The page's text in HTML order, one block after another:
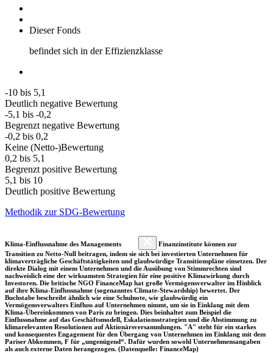
Dieser Fonds
befindet sich in der Effizienzklasse
-10 bis 5,1
Deutlich negative Bewertung
-5,1 bis -0,2
Begrenzt negative Bewertung
-0,2 bis 0,2
Keine (Netto-)Bewertung
0,2 bis 5,1
Begrenzt positive Bewertung
5,1 bis 10
Deutlich positive Bewertung
Methodik zur SDG-Bewertung
Klima-Einflussnahme des Managements
Finanzinstitute können zur
Transition zu Netto-Null beitragen, indem sie sich bei investierten Unternehmen für
klimaverträgliche Geschäftstätigkeiten und glaubwürdige Transitionspläne einsetzen. Der
direkte Dialog mit einem Unternehmen und die Ausübung von Stimmrechten sind
nachweislich eine der wirksamsten Strategien für eine positive Klimawirkung durch
Investoren. Die britische NGO FinanceMap hat große Vermögensverwalter im Hinblick
auf ihre Klima-Einflussnahme (sogenanntes Climate-Stewardship) bewertet. Der
Buchstabe beschreibt ähnlich wie eine Schulnote, wie glaubwürdig ein
Vermögensverwalters Einfluss auf Unternehmen nimmt, um sie in Einklang mit dem
Klima-Übereinkommen von Paris zu bringen. Dies beinhaltet zum Beispiel die
Einflussnahme auf das Geschäftsmodell, Eskalationsstrategien und die Abstimmung zu
klimarelevanten Resolutionen auf Aktionärsversammlungen. "A" steht für ein starkes
und konsequentes Engagement für den Übergang von Unternehmen im Einklang mit dem
Pariser Abkommen, F für „ungenügend“. Dafür wurden sowohl Unternehmensangaben
als auch externe Daten herangezogen. (Datenquelle: FinanceMap)